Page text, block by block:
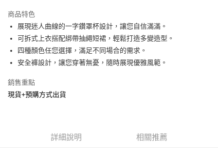
Apple Pay
街口支付
悠遊付
Google Pay
AFTEE先享後付
商品特色
展現迷人曲線的一字鑽罩杯設計，讓您自信滿滿。
可拆式上衣搭配綁帶抽繩短裙，輕鬆打造多變造型。
四種顏色任您選擇，滿足不同場合的需求。
安全褲設計，讓您穿著無憂，隨時展現優雅風範。
銷售重點
現貨+預購方式出貨
詳細說明 相關推薦